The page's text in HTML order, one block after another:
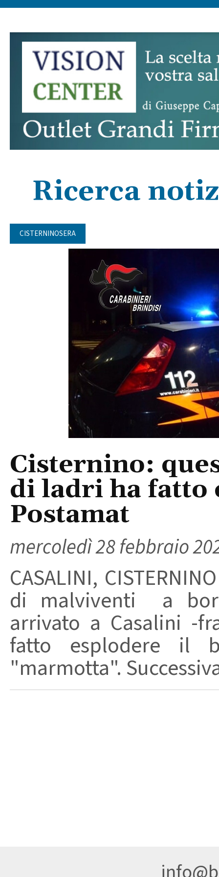
Ricerca
CISTERNINOSERA
Cisternino:
di ladri ha fatto
Postamat
mercoledì 28 febbraio
CASALINI,
di malviventi a
arrivato a Casalini -
fatto esplodere il
"marmotta".